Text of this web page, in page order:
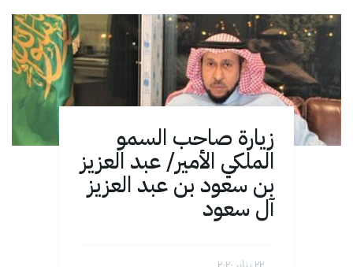
صوتك مسموع
زيارة صاحب السمو
الملكي الأمير/ عبد العزيز
بن سعود بن عبد العزيز
آل سعود